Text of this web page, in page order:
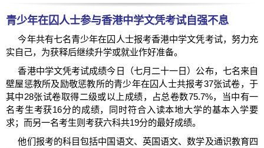
青少年在囚人士参与香港中学文凭考试自强不息
今年共有七名青少年在囚人士报考香港中学文凭考试，努力充
实自己，为获释后继续升学或就业作好准备。
香港中学文凭考试成绩今日（七月二十一日）公布，七名来自
壁屋惩教所及励敬惩教所的青少年在囚人士共报考37张试卷，于
其中28张试卷取得二级或以上成绩，占总卷数75.7%，当中有一
名考生考获16分的成绩，同时符合入读本地大学的基本入学要
求；而另一名考生则考获六科共19分的最好成绩。
他们报考的科目包括中国语文、英国语文、数学及通识教育四